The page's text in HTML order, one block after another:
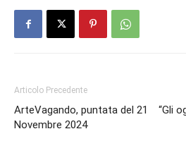
Articolo Precedente
ArteVagando, puntata del 21
Novembre 2024
“Gli